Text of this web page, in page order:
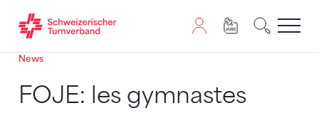
Zum Inhalt springen
Zur Sitemap navigieren
Zum Navigieren dieser Seite wird JavaScript benötigt.
News
FOJE: les gymnastes